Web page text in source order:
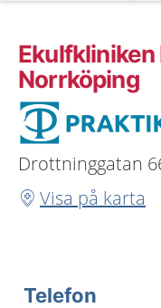
Ekulfkliniken
Norrköping
Drottninggatan
Visa på karta
Telefon